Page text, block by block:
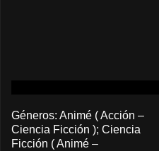
Géneros: Animé (Acción –
Ciencia Ficción ); Ciencia
Ficción (Animé –